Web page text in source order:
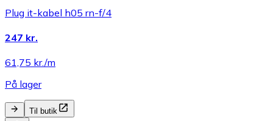
Plug it-kabel h05 rn-f/4
247 kr.
61,75 kr./m
På lager
Til butik